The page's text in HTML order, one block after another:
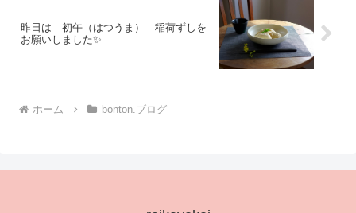
昨日は 初午（はつうま） 稲荷ずしを
お願いしました✨
ホーム bonton.ブログ